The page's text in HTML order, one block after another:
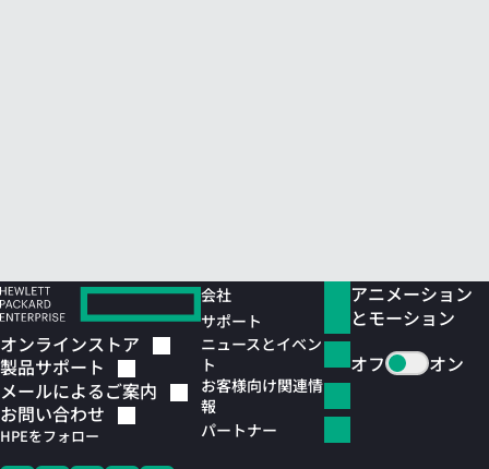
オンラインストア
製品サポート
メールによるご案内
お問い合わせ
HPEをフォロー
会社
サポート
ニュースとイベン
ト
お客様向け関連情
報
パートナー
アニメーション
とモーション
オフ
オン